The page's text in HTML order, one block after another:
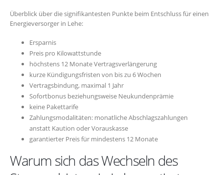
Überblick über die signifikantesten Punkte beim Entschluss für einen
Energieversorger in Lehe:
Ersparnis
Preis pro Kilowattstunde
höchstens 12 Monate Vertragsverlängerung
kurze Kündigungsfristen von bis zu 6 Wochen
Vertragsbindung, maximal 1 Jahr
Sofortbonus beziehungsweise Neukundenprämie
keine Pakettarife
Zahlungsmodalitäten: monatliche Abschlagszahlungen
anstatt Kaution oder Vorauskasse
garantierter Preis für mindestens 12 Monate
Warum sich das Wechseln des